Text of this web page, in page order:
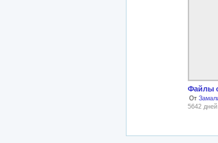
Файлы
От
5642